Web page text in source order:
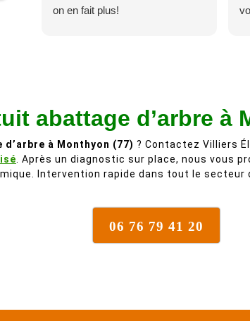
on en fait plus!
abattage d’arbre à
d’arbre à Monthyon (77) ? Contactez Villiers
. Après un diagnostic sur place, nous vous
Intervention rapide dans tout le secteur
06 76 79 41 20